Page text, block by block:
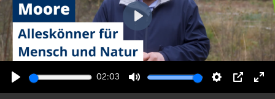
Wiedergabe
02:03
Ton
Picture-
Wiedergabe